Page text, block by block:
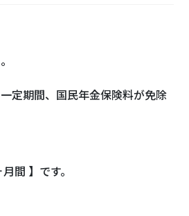
定期間、国民年金保険料が免除
間 】です。